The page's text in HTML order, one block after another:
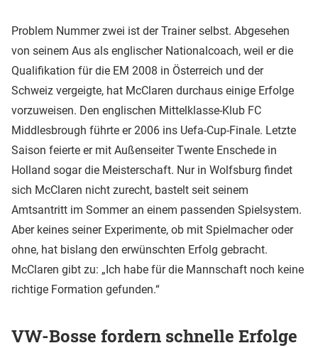
Problem Nummer zwei ist der Trainer selbst. Abgesehen
von seinem Aus als englischer Nationalcoach, weil er die
Qualifikation für die EM 2008 in Österreich und der
Schweiz vergeigte, hat McClaren durchaus einige Erfolge
vorzuweisen. Den englischen Mittelklasse-Klub FC
Middlesbrough führte er 2006 ins Uefa-Cup-Finale. Letzte
Saison feierte er mit Außenseiter Twente Enschede in
Holland sogar die Meisterschaft. Nur in Wolfsburg findet
sich McClaren nicht zurecht, bastelt seit seinem
Amtsantritt im Sommer an einem passenden Spielsystem.
Aber keines seiner Experimente, ob mit Spielmacher oder
ohne, hat bislang den erwünschten Erfolg gebracht.
McClaren gibt zu: „Ich habe für die Mannschaft noch keine
richtige Formation gefunden.“
VW-Bosse fordern schnelle Erfolge